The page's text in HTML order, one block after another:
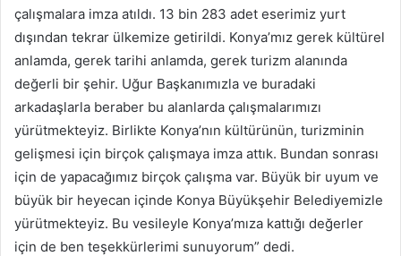
çalışmalara imza atıldı. 13 bin 283 adet eserimiz yurt
dışından tekrar ülkemize getirildi. Konya’mız gerek kültürel
anlamda, gerek tarihi anlamda, gerek turizm alanında
değerli bir şehir. Uğur Başkanımızla ve buradaki
arkadaşlarla beraber bu alanlarda çalışmalarımızı
yürütmekteyiz. Birlikte Konya’nın kültürünün, turizminin
gelişmesi için birçok çalışmaya imza attık. Bundan sonrası
için de yapacağımız birçok çalışma var. Büyük bir uyum ve
büyük bir heyecan içinde Konya Büyükşehir Belediyemizle
yürütmekteyiz. Bu vesileyle Konya’mıza kattığı değerler
için de ben teşekkürlerimi sunuyorum” dedi.